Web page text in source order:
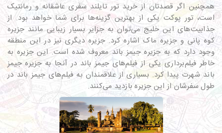
همچنین اگر قصدتان از خرید تور تایلند سفری عاشقانه و رمانتیک
است، تور پوکت یکی از بهترین گزینه‌ها برای شما خواهد بود. از
جذابیت‌های این خلیج می‌توان به جزایر بسیار زیبایی مانند جزیره
کوه پانی و جزیره ماک اشاره کرد. جزیره دیگری نیز در این منطقه
وجود دارد که به جزیره جیمز باند معروف شده است. این جزیره به
خاطر فیلم‌برداری یکی از فیلم‌های جیمز باند در آنجا به جزیره جیمز
باند شهرت پیدا کرد. بسیاری از علاقمندان به فیلم‌های جیمز باند در
طول سفرشان از این جزیره بازدید می‌کنند.